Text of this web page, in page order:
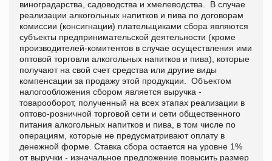
виноградарства, садоводства и хмелеводства. В случае
реализации алкогольных напитков и пива по договорам
комиссии (консигнации) плательщиками сбора являются
субъекты предпринимательской деятельности (кроме
производителей-комитентов в случае осуществления ими
оптовой торговли алкогольных напитков и пива), которые
получают на свой счет средства или другие виды
компенсации за продажу этой продукции. Объектом
налогообложения сбором является выручка -
товарооборот, полученный на всех этапах реализации в
оптово-розничной торговой сети и сети общественного
питания алкогольных напитков и пива, в том числе по
операциям, которые не предусматривают оплату в
денежной форме. Ставка сбора остается на уровне 1%
от выручки - изначальное предложение повысить размер